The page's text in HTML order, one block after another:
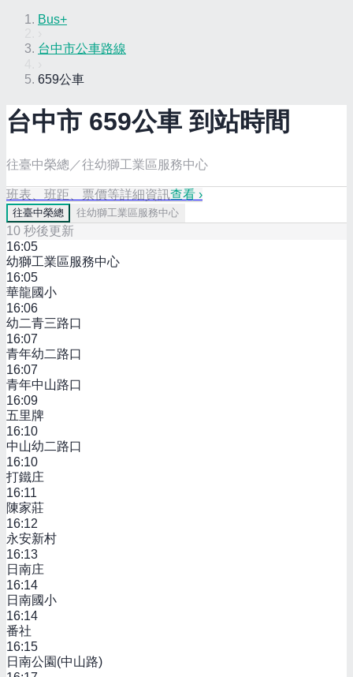
Bus+
台中市公車路線
659公車
台中市 659公車 到站時間
往臺中榮總／往幼獅工業區服務中心
班表、班距、票價等詳細資訊查看 ›
往臺中榮總 往幼獅工業區服務中心
10 秒後更新
16:05
幼獅工業區服務中心
16:05
華龍國小
16:06
幼二青三路口
16:07
青年幼二路口
16:07
青年中山路口
16:09
五里牌
16:10
中山幼二路口
16:10
打鐵庄
16:11
陳家莊
16:12
永安新村
16:13
日南庄
16:14
日南國小
16:14
番社
16:15
日南公園(中山路)